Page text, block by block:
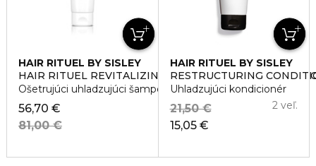
HAIR RITUEL BY SISLEY
HAIR RITUEL REVITALIZING STRAIGHTENING
Ošetrujúci uhladzujúci šampón
56,70 €
81,00 €
HAIR RITUEL BY SISLEY
RESTRUCTURING
Uhladzujúci kondicionér
15,05 €
21,50 € 2 veľ.